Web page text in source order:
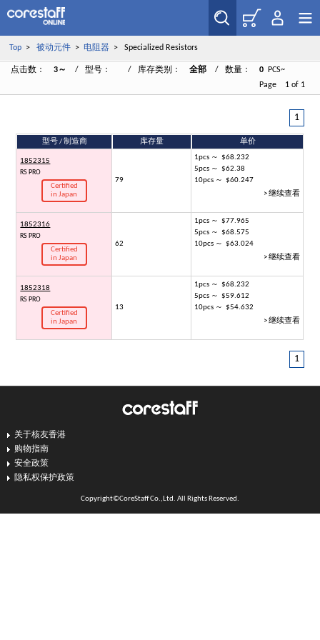
Top> 被动元件> 电阻器> Specialized Resistors
点击数： 3～ / 型号： / 库存类别： 全部 / 数量： 0
PCS~
Page 1 of 1
1
型号 / 制造商 库存量 单价
1852315
RS PRO
Certified
in Japan
79
1pcs ～ $68.232
5pcs ～ $62.38
10pcs ～ $60.247
> 继续查看
1852316
RS PRO
Certified
in Japan
62
1pcs ～ $77.965
5pcs ～ $68.575
10pcs ～ $63.024
> 继续查看
1852318
RS PRO
Certified
in Japan
13
1pcs ～ $68.232
5pcs ～ $59.612
10pcs ～ $54.632
> 继续查看
1
关于核友香港
购物指南
安全政策
隐私权保护政策
Copyright©CoreStaff Co.,Ltd. All Rights Reserved.